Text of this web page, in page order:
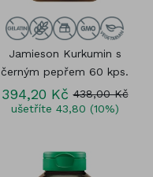
Jamieson Kurkumin s
černým pepřem 60 kps.
394,20 Kč 438,00 Kč
ušetříte 43,80 (10%)